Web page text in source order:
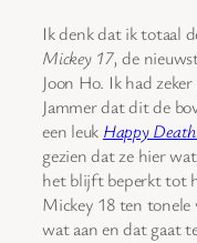
Ik denk dat ik totaal
Mickey 17, de
Joon Ho. Ik had
Jammer dat dit de
een leuk Happy
gezien dat ze hier
het blijft beperkt tot
Mickey 18 ten
wat aan en dat gaat